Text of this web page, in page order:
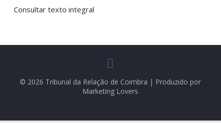
Consultar texto integral
© 2026 Tribunal da Relação de Coimbra | Produzido por
Marketing Lovers